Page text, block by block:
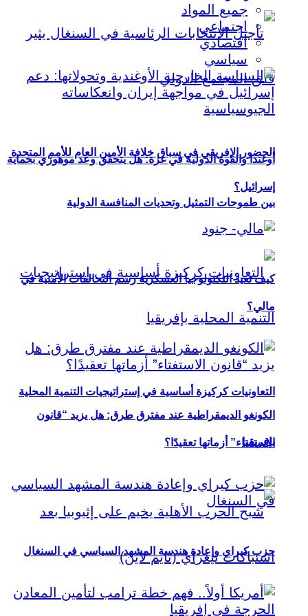
الحضور الإفريقي في سباق خلافة الأمين العام للأمم المتحدة
بين طموحات التمثيل وتحديات المنافسة الدولية
التعاونيات كركيزة أساسية في إستراتيجيات التنمية المحلية
بإفريقيا
جميع المواد
اجتماعي
اقتصادي
سياسي
أوغندا والقوة الدولية في غزة: هل يتحقق وعد موهوزي بحماية
إسرائيل؟
كيف تعيد التكنولوجيا العسكرية رسم التحالفات الأمنية في
مالي؟
الكونغو الديمقراطية عند مفترق طرق: هل يزيد “قانون
الاستفتاء” أزماتها تعقيدًا؟
حزب كيراي وإعادة هندسة المشهد السياسي في السنغال